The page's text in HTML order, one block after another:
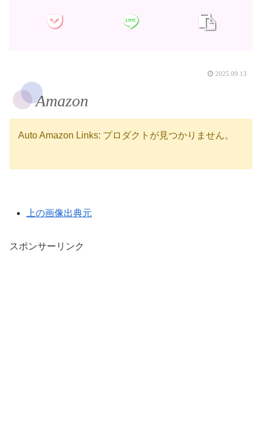
2025.09.13
Amazon
Auto Amazon Links: プロダクトが見つかりません。
上の画像出典元
スポンサーリンク